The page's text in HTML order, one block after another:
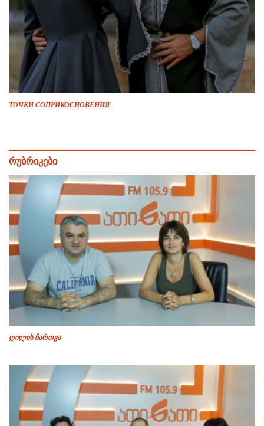
ТОЧКИ СОПРИКОСНОВЕНИЯ
რუბრიკები
დილის ჩართვა